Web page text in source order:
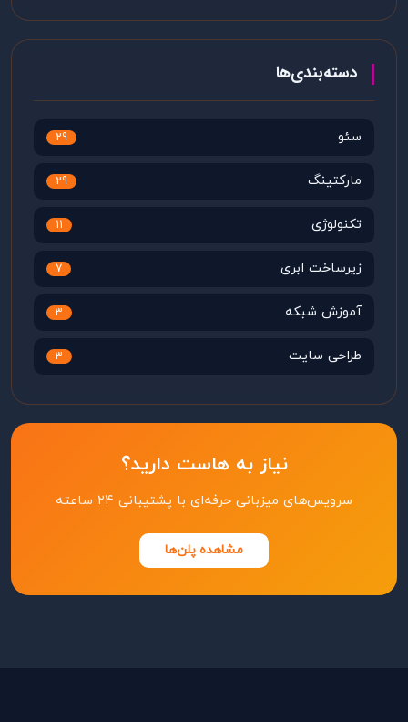
دسته‌بندی‌ها
سئو 29
مارکتینگ 29
تکنولوژی 11
زیرساخت ابری 7
آموزش شبکه 3
طراحی سایت 3
نیاز به هاست دارید؟
سرویس‌های میزبانی حرفه‌ای با پشتیبانی ۲۴ ساعته
مشاهده پلن‌ها